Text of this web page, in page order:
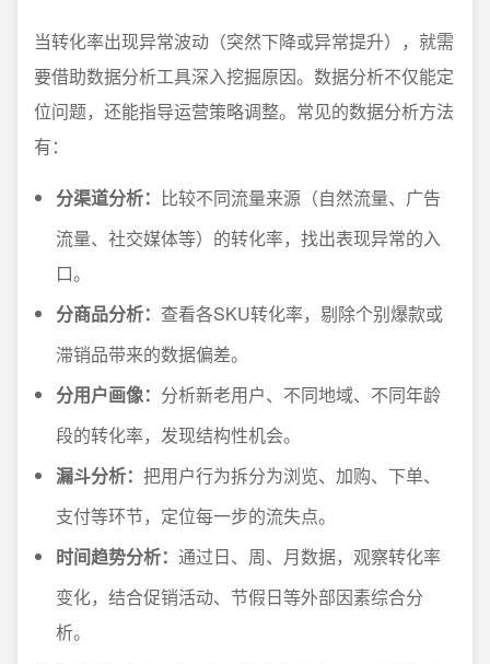
当转化率出现异常波动（突然下降或异常提升），就需
要借助数据分析工具深入挖掘原因。数据分析不仅能定
位问题，还能指导运营策略调整。常见的数据分析方法
有：
分渠道分析： 比较不同流量来源（自然流量、广告
流量、社交媒体等）的转化率，找出表现异常的入
口。
分商品分析： 查看各SKU转化率，剔除个别爆款或
滞销品带来的数据偏差。
分用户画像： 分析新老用户、不同地域、不同年龄
段的转化率，发现结构性机会。
漏斗分析： 把用户行为拆分为浏览、加购、下单、
支付等环节，定位每一步的流失点。
时间趋势分析： 通过日、周、月数据，观察转化率
变化，结合促销活动、节假日等外部因素综合分
析。